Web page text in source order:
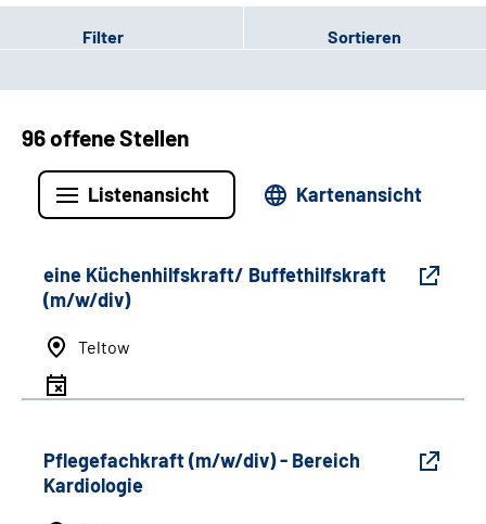
Filter Sortieren
96 offene Stellen
Listenansicht Kartenansicht
eine Küchenhilfskraft/ Buffethilfskraft
(m/w/div)
Teltow
Pflegefachkraft (m/w/div) - Bereich
Kardiologie